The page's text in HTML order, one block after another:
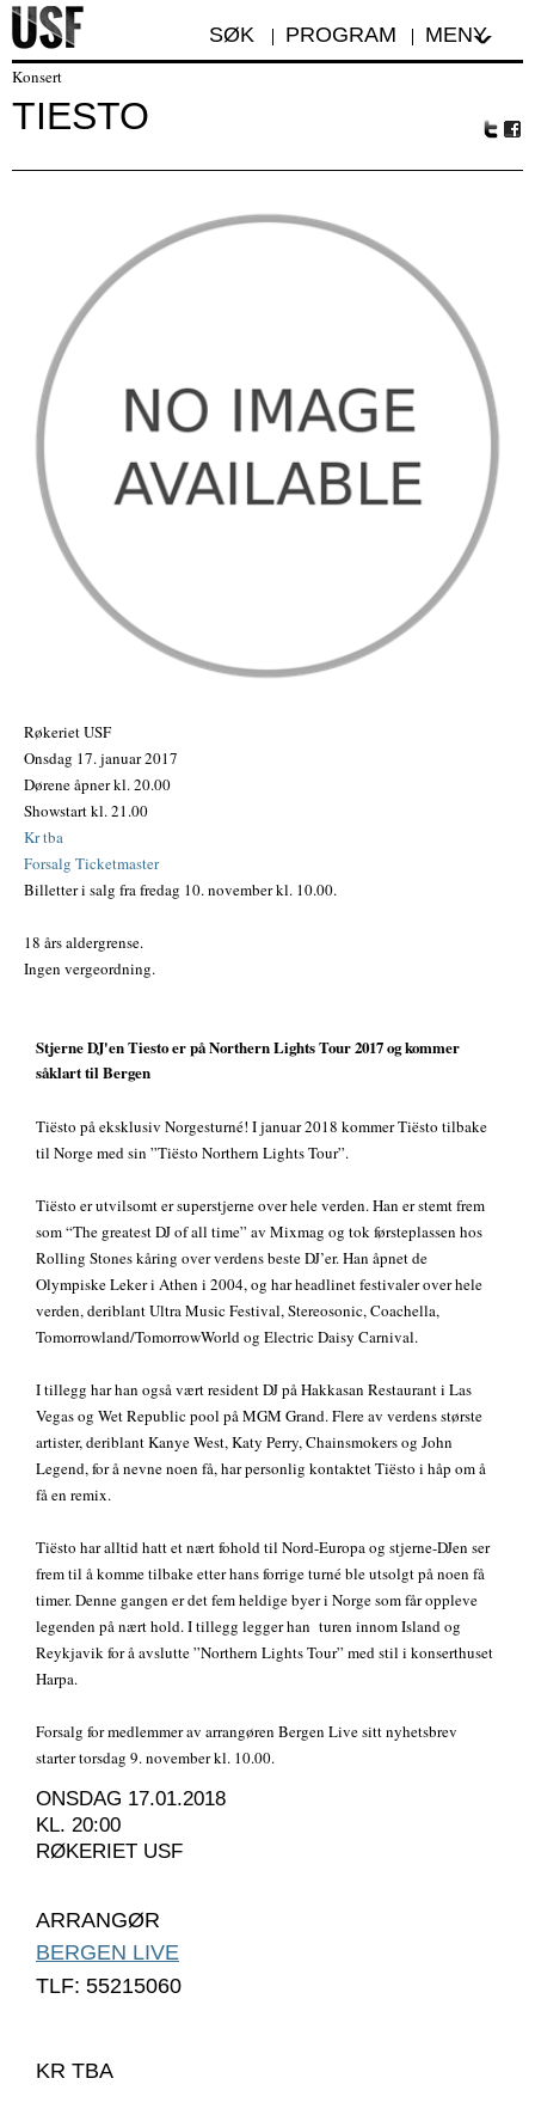
SØK PROGRAM MENY
Konsert
TIESTO
Røkeriet USF
Onsdag 17. januar 2017
Dørene åpner kl. 20.00
Showstart kl. 21.00
Kr tba
Forsalg Ticketmaster
Billetter i salg fra fredag 10. november kl. 10.00.
18 års aldergrense.
Ingen vergeordning.
Stjerne DJ'en Tiesto er på Northern Lights Tour 2017 og kommer
såklart til Bergen
Tiësto på eksklusiv Norgesturné! I januar 2018 kommer Tiësto tilbake
til Norge med sin ”Tiësto Northern Lights Tour”.
Tiësto er utvilsomt er superstjerne over hele verden. Han er stemt frem
som “The greatest DJ of all time” av Mixmag og tok førsteplassen hos
Rolling Stones kåring over verdens beste DJ’er. Han åpnet de
Olympiske Leker i Athen i 2004, og har headlinet festivaler over hele
verden, deriblant Ultra Music Festival, Stereosonic, Coachella,
Tomorrowland/TomorrowWorld og Electric Daisy Carnival.
I tillegg har han også vært resident DJ på Hakkasan Restaurant i Las
Vegas og Wet Republic pool på MGM Grand. Flere av verdens største
artister, deriblant Kanye West, Katy Perry, Chainsmokers og John
Legend, for å nevne noen få, har personlig kontaktet Tiësto i håp om å
få en remix.
Tiësto har alltid hatt et nært fohold til Nord-Europa og stjerne-DJen ser
frem til å komme tilbake etter hans forrige turné ble utsolgt på noen få
timer. Denne gangen er det fem heldige byer i Norge som får oppleve
legenden på nært hold. I tillegg legger han turen innom Island og
Reykjavik for å avslutte ”Northern Lights Tour” med stil i konserthuset
Harpa.
Forsalg for medlemmer av arrangøren Bergen Live sitt nyhetsbrev
starter torsdag 9. november kl. 10.00.
ONSDAG 17.01.2018
KL. 20:00
RØKERIET USF
ARRANGØR
BERGEN LIVE
TLF: 55215060
KR TBA